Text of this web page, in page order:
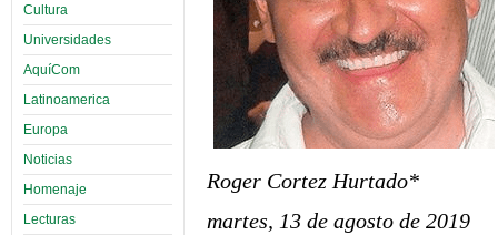
Cultura
Universidades
AquíCom
Latinoamerica
Europa
Noticias
Homenaje
Lecturas
Roger Cortez Hurtado*
martes, 13 de agosto de 2019